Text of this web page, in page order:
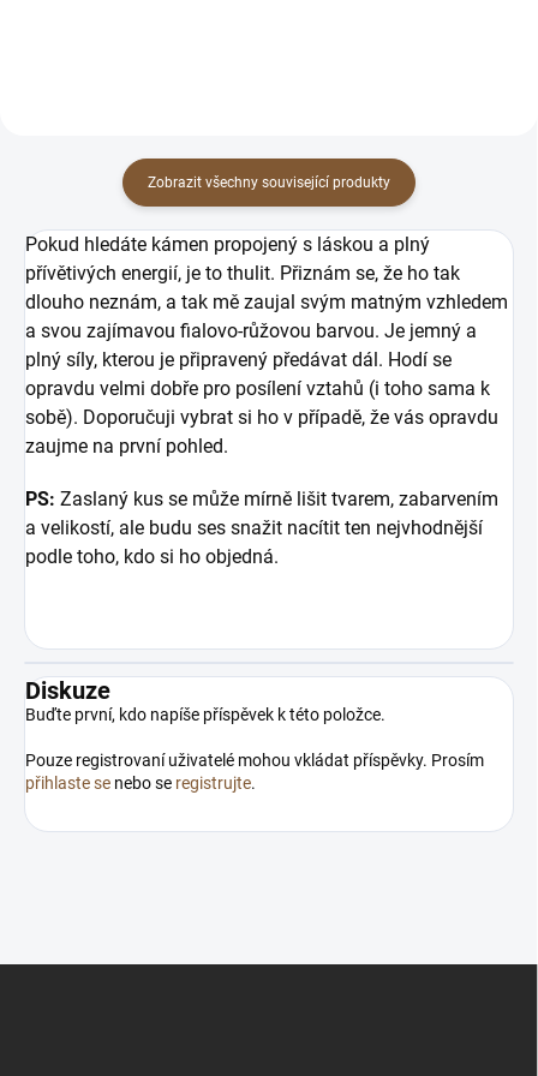
Zobrazit všechny související produkty
Pokud hledáte kámen propojený s láskou a plný
přívětivých energií, je to thulit. Přiznám se, že ho tak
dlouho neznám, a tak mě zaujal svým matným vzhledem
a svou zajímavou fialovo-růžovou barvou. Je jemný a
plný síly, kterou je připravený předávat dál. Hodí se
opravdu velmi dobře pro posílení vztahů (i toho sama k
sobě). Doporučuji vybrat si ho v případě, že vás opravdu
zaujme na první pohled.
PS: Zaslaný kus se může mírně lišit tvarem, zabarvením
a velikostí, ale budu ses snažit nacítit ten nejvhodnější
podle toho, kdo si ho objedná.
Diskuze
Buďte první, kdo napíše příspěvek k této položce.
Pouze registrovaní uživatelé mohou vkládat příspěvky. Prosím
přihlaste se nebo se registrujte.